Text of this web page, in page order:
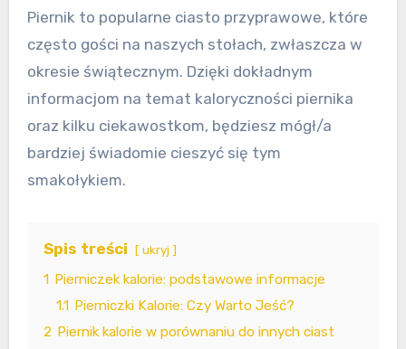
Piernik to popularne ciasto przyprawowe, które
często gości na naszych stołach, zwłaszcza w
okresie świątecznym. Dzięki dokładnym
informacjom na temat kaloryczności piernika
oraz kilku ciekawostkom, będziesz mógł/a
bardziej świadomie cieszyć się tym
smakołykiem.
Spis treści ukryj
1
Pierniczek kalorie: podstawowe informacje
1.1
Pierniczki Kalorie: Czy Warto Jeść?
2 Piernik kalorie w porównaniu do innych ciast